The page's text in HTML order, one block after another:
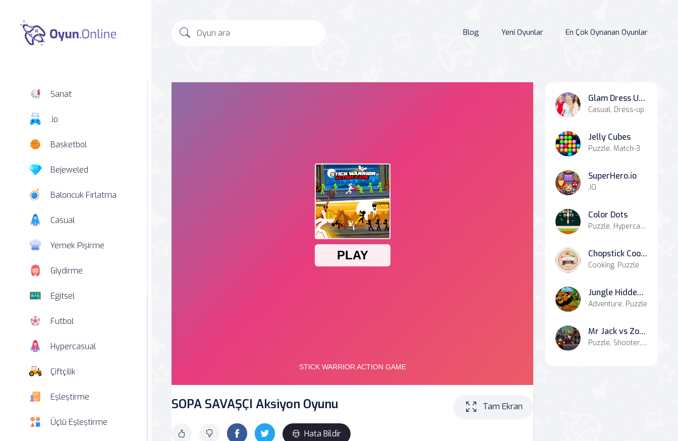
Sanat
.io
Basketbol
Bejeweled
Baloncuk Fırlatma
Casual
Yemek Pişirme
Giydirme
Eğitsel
Futbol
Hypercasual
Çiftçilik
Eşleştirme
Üçlü Eşleştirme
Blog Yeni Oyunlar En Çok Oynanan Oyunlar
SOPA SAVAŞÇI Aksiyon Oyunu
Hata Bildir
Tam Ekran
Glam Dress Up - Girls Games
Casual, Dress-up
Jelly Cubes
Puzzle, Match-3
SuperHero.io
.IO
Color Dots
Puzzle, Hypercasual, Casual
Chopstick Cooking
Cooking, Puzzle
Jungle Hidden Stars
Adventure, Puzzle
Mr Jack vs Zombies
Puzzle, Shooter, Battle